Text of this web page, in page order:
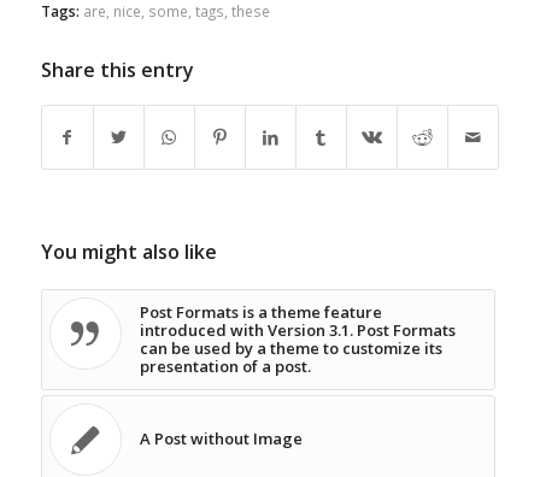
Tags: are, nice, some, tags, these
Share this entry
You might also like
Post Formats is a theme feature
introduced with Version 3.1. Post Formats
can be used by a theme to customize its
presentation of a post.
A Post without Image